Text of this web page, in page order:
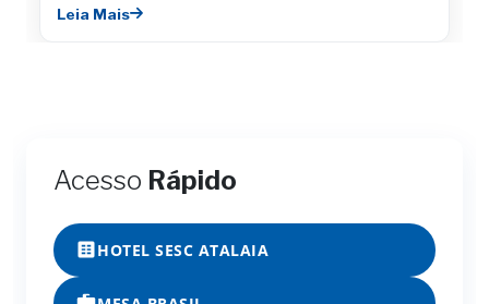
Leia Mais
Acesso Rápido
HOTEL SESC ATALAIA